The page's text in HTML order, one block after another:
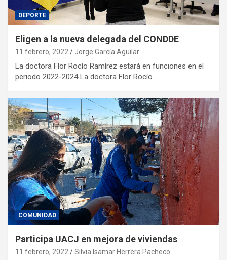
DEPORTE
Eligen a la nueva delegada del CONDDE
11 febrero, 2022 Jorge García Aguilar
La doctora Flor Rocío Ramírez estará en funciones en el
periodo 2022-2024 La doctora Flor Rocío…
COMUNIDAD
Participa UACJ en mejora de viviendas
11 febrero, 2022 Silvia Isamar Herrera Pacheco